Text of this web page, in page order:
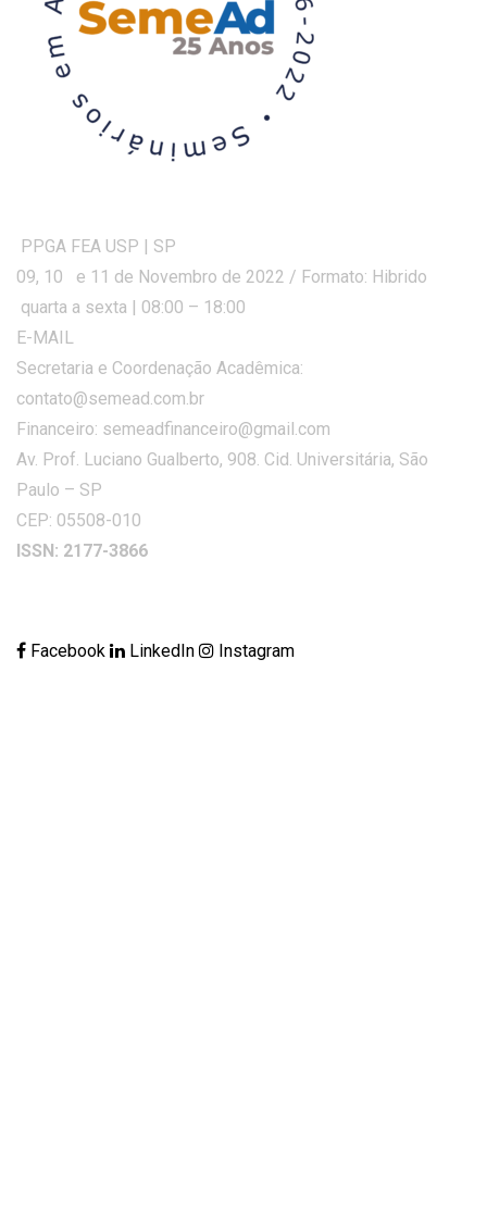
PPGA FEA USP | SP
09, 10 e 11 de Novembro de 2022 / Formato: Hibrido
quarta a sexta | 08:00 – 18:00
E-MAIL
Secretaria e Coordenação Acadêmica:
contato@semead.com.br
Financeiro: semeadfinanceiro@gmail.com
Av. Prof. Luciano Gualberto, 908. Cid. Universitária, São
Paulo – SP
CEP: 05508-010
ISSN: 2177-3866
Facebook LinkedIn Instagram